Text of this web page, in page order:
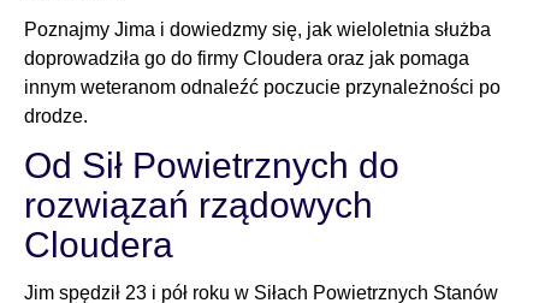
Poznajmy Jima i dowiedzmy się, jak wieloletnia służba
doprowadziła go do firmy Cloudera oraz jak pomaga
innym weteranom odnaleźć poczucie przynależności po
drodze.
Od Sił Powietrznych do
rozwiązań rządowych
Cloudera
Jim spędził 23 i pół roku w Siłach Powietrznych Stanów